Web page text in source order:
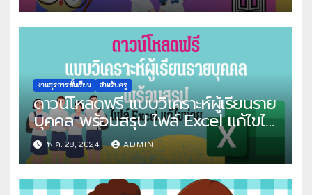
งานธุรการชั้นเรียน สำหรับครู
ดาวน์โหลดฟรี แบบวิเคราะห์ผู้เรียนราย
บุคคล พร้อมสรุป ไฟล์ Excel แก้ไขได้
โดย ครูไอที ฟรีบทเรียนออนไลน์
พ.ค. 28, 2024 ADMIN